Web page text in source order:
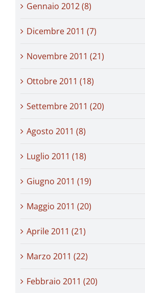
Gennaio 2012 (8)
Dicembre 2011 (7)
Novembre 2011 (21)
Ottobre 2011 (18)
Settembre 2011 (20)
Agosto 2011 (8)
Luglio 2011 (18)
Giugno 2011 (19)
Maggio 2011 (20)
Aprile 2011 (21)
Marzo 2011 (22)
Febbraio 2011 (20)